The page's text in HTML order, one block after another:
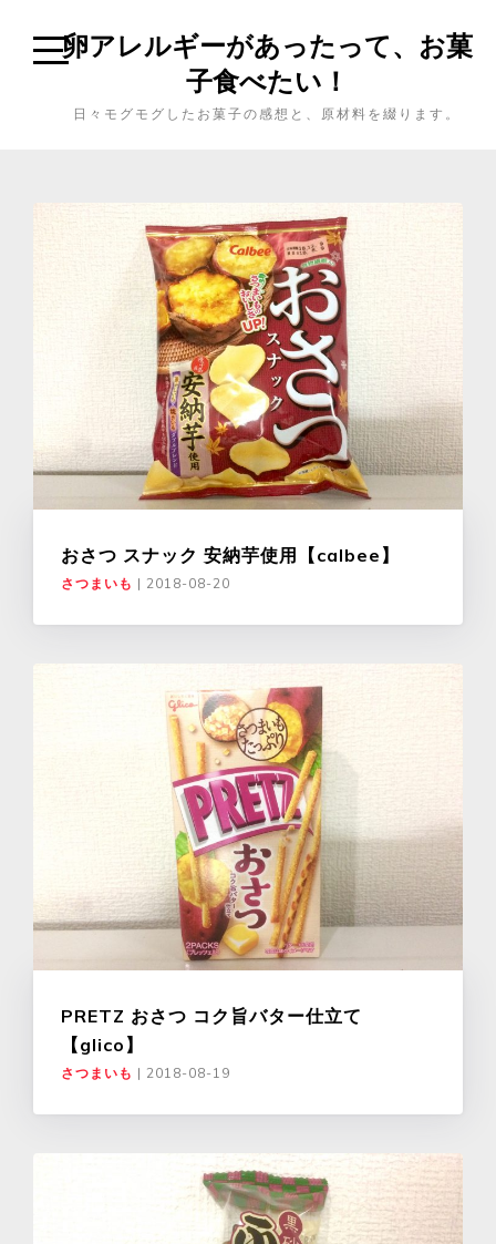
卵アレルギーがあったって、お菓
子食べたい！
日々モグモグしたお菓子の感想と、原材料を綴ります。
おさつ スナック 安納芋使用【calbee】
さつまいも | 2018-08-20
PRETZ おさつ コク旨バター仕立て
【glico】
さつまいも | 2018-08-19